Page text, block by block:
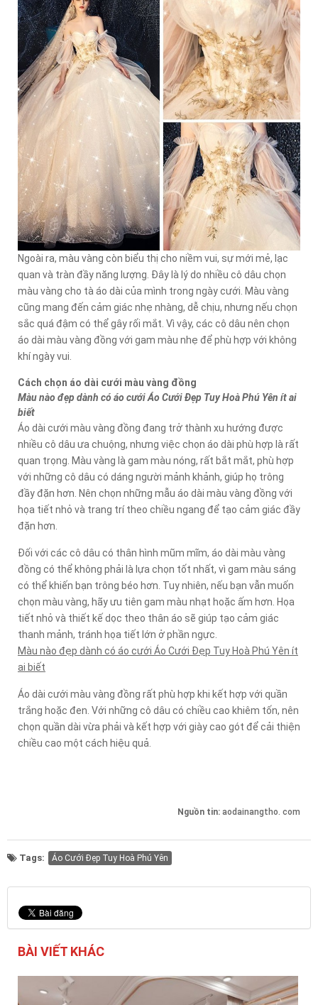
Ngoài ra, màu vàng còn biểu thị cho niềm vui, sự mới mẻ, lạc
quan và tràn đầy năng lượng. Đây là lý do nhiều cô dâu chọn
màu vàng cho tà áo dài của mình trong ngày cưới. Màu vàng
cũng mang đến cảm giác nhẹ nhàng, dễ chịu, nhưng nếu chọn
sắc quá đậm có thể gây rối mắt. Vì vậy, các cô dâu nên chọn
áo dài màu vàng đồng với gam màu nhẹ để phù hợp với không
khí ngày vui.
Cách chọn áo dài cưới màu vàng đồng
Màu nào đẹp dành có áo cưới Áo Cưới Đẹp Tuy Hoà Phú Yên ít ai
biết
Áo dài cưới màu vàng đồng đang trở thành xu hướng được
nhiều cô dâu ưa chuộng, nhưng việc chọn áo dài phù hợp là rất
quan trọng. Màu vàng là gam màu nóng, rất bắt mắt, phù hợp
với những cô dâu có dáng người mảnh khảnh, giúp họ trông
đầy đặn hơn. Nên chọn những mẫu áo dài màu vàng đồng với
họa tiết nhỏ và trang trí theo chiều ngang để tạo cảm giác đầy
đặn hơn.
Đối với các cô dâu có thân hình mũm mĩm, áo dài màu vàng
đồng có thể không phải là lựa chọn tốt nhất, vì gam màu sáng
có thể khiến bạn trông béo hơn. Tuy nhiên, nếu bạn vẫn muốn
chọn màu vàng, hãy ưu tiên gam màu nhạt hoặc ấm hơn. Họa
tiết nhỏ và thiết kế dọc theo thân áo sẽ giúp tạo cảm giác
thanh mảnh, tránh họa tiết lớn ở phần ngực.
Màu nào đẹp dành có áo cưới Áo Cưới Đẹp Tuy Hoà Phú Yên ít
ai biết
Áo dài cưới màu vàng đồng rất phù hợp khi kết hợp với quần
trắng hoặc đen. Với những cô dâu có chiều cao khiêm tốn, nên
chọn quần dài vừa phải và kết hợp với giày cao gót để cải thiện
chiều cao một cách hiệu quả.
Nguồn tin: aodainangtho. com
Tags: Áo Cưới Đẹp Tuy Hoà Phú Yên
BÀI VIẾT KHÁC